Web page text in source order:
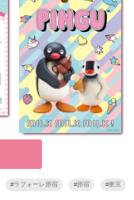
#ラフォーレ原宿 #原宿 #東京